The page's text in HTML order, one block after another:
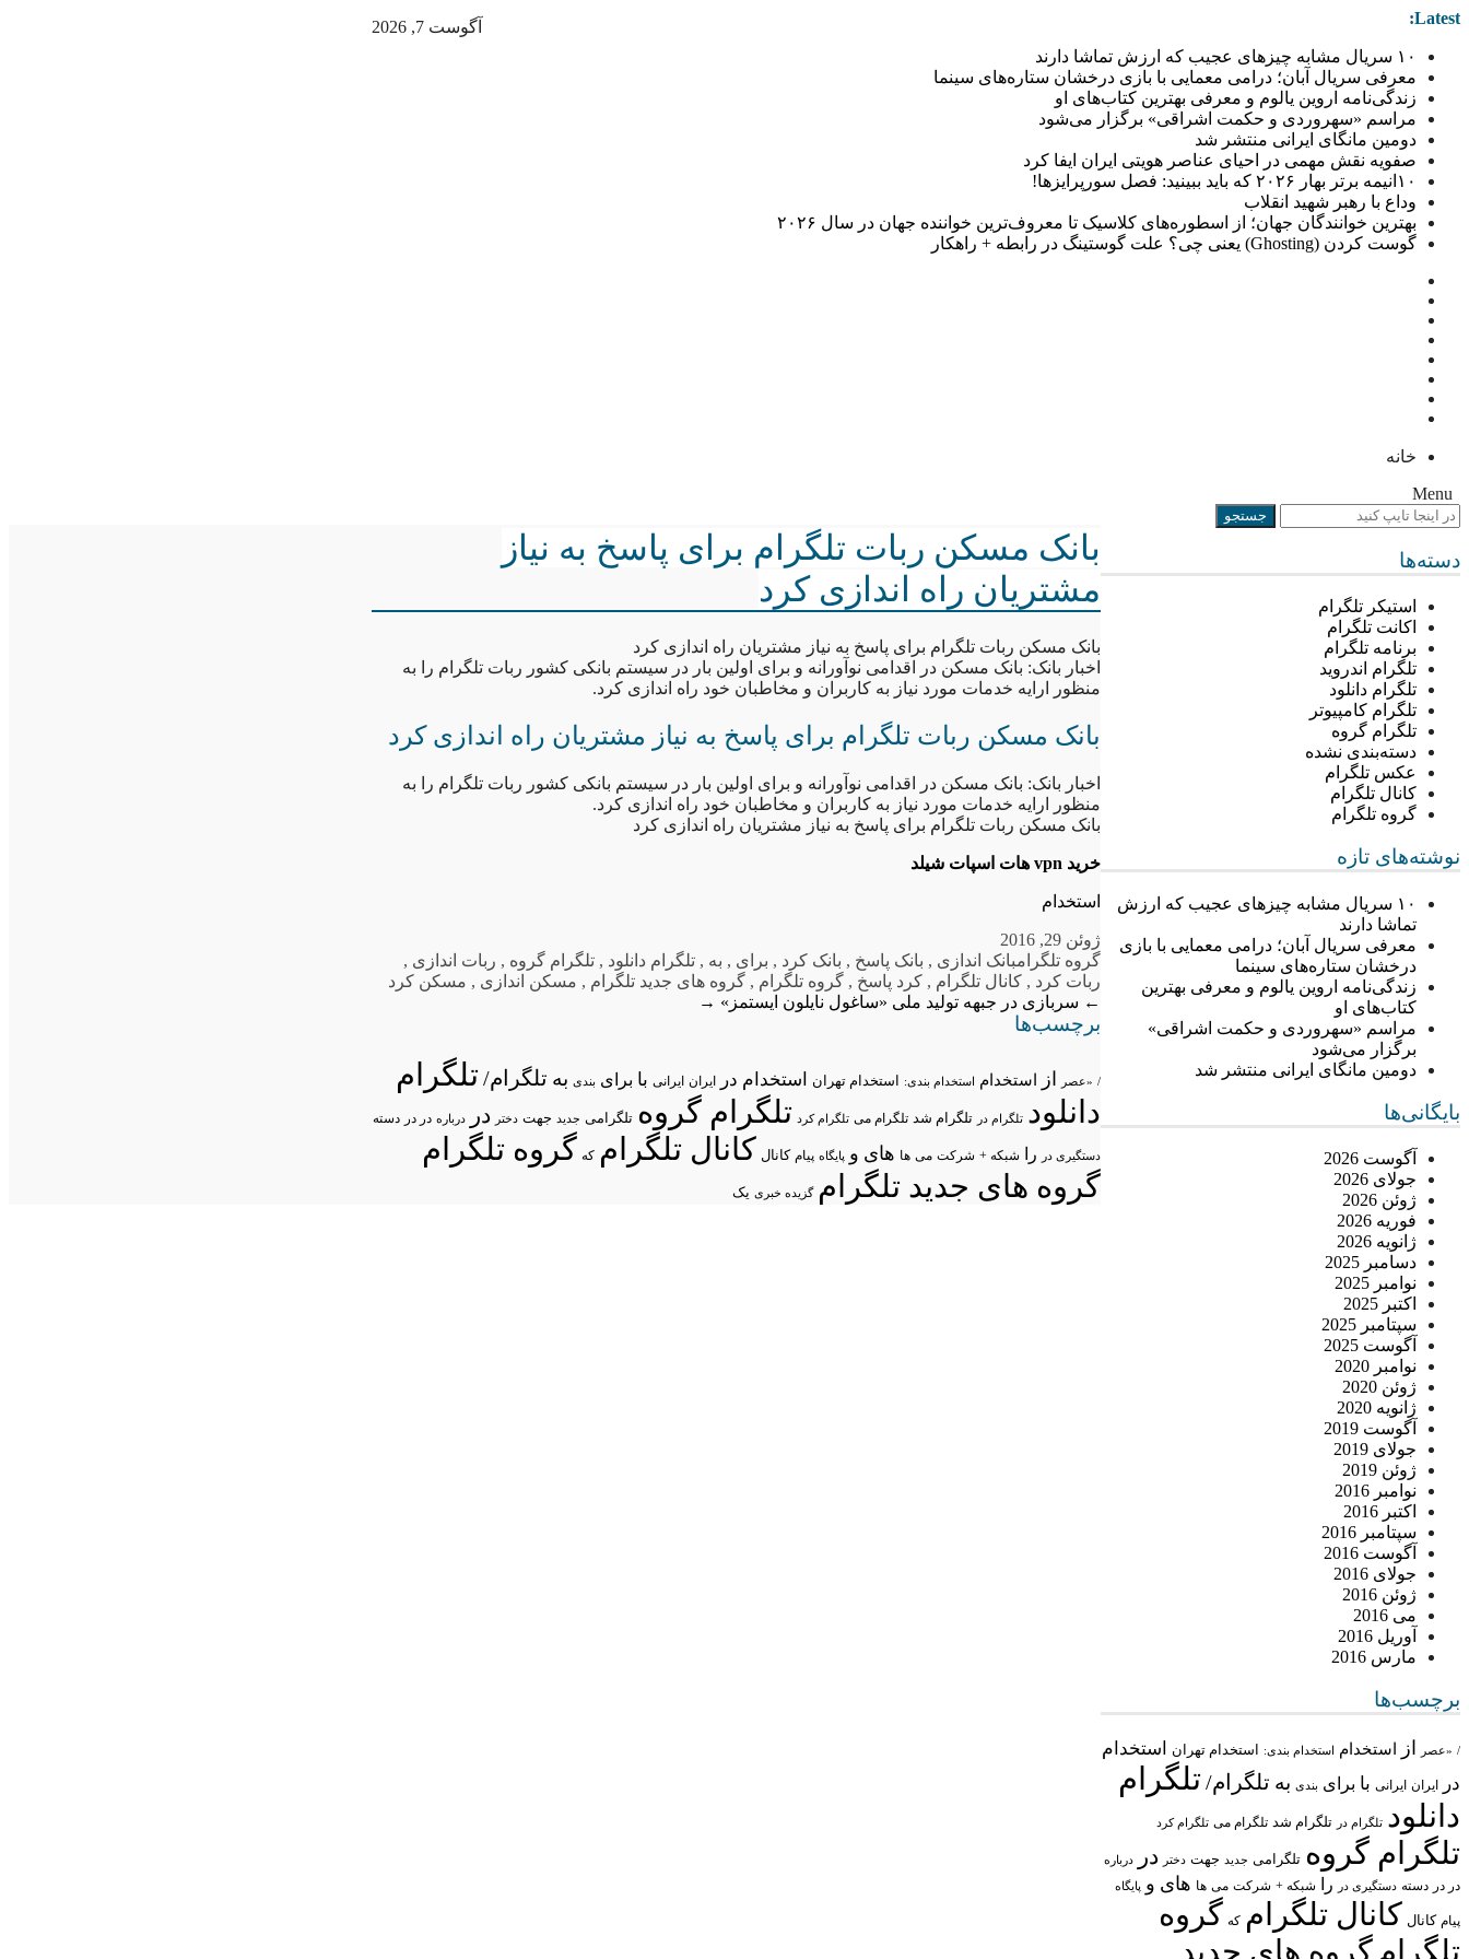
آگوست 7, 2026 Latest:
۱۰ سریال مشابه چیزهای عجیب که ارزش تماشا دارند
معرفی سریال آبان؛ درامی معمایی با بازی درخشان ستاره‌های سینما
زندگی‌نامه اروین یالوم و معرفی بهترین کتاب‌های او
مراسم «سهروردی و حکمت اشراقی» برگزار می‌شود
دومین مانگای ایرانی منتشر شد
صفویه نقش مهمی در احیای عناصر هویتی ایران ایفا کرد
۱۰انیمه برتر بهار ۲۰۲۶ که باید ببینید: فصل سورپرایزها!
وداع با رهبر شهید انقلاب
بهترین خوانندگان جهان؛ از اسطوره‌های کلاسیک تا معروف‌ترین خواننده جهان در سال ۲۰۲۶
گوست کردن (Ghosting) یعنی چی؟ علت گوستینگ در رابطه + راهکار
خانه
Menu
دسته‌ها
استیکر تلگرام
اکانت تلگرام
برنامه تلگرام
تلگرام اندروید
تلگرام دانلود
تلگرام کامپیوتر
تلگرام گروه
دسته‌بندی نشده
عکس تلگرام
کانال تلگرام
گروه تلگرام
نوشته‌های تازه
۱۰ سریال مشابه چیزهای عجیب که ارزش
تماشا دارند
معرفی سریال آبان؛ درامی معمایی با بازی
درخشان ستاره‌های سینما
زندگی‌نامه اروین یالوم و معرفی بهترین
کتاب‌های او
مراسم «سهروردی و حکمت اشراقی»
برگزار می‌شود
دومین مانگای ایرانی منتشر شد
بایگانی‌ها
آگوست 2026
جولای 2026
ژوئن 2026
فوریه 2026
ژانویه 2026
دسامبر 2025
نوامبر 2025
اکتبر 2025
سپتامبر 2025
آگوست 2025
نوامبر 2020
ژوئن 2020
ژانویه 2020
آگوست 2019
جولای 2019
ژوئن 2019
نوامبر 2016
اکتبر 2016
سپتامبر 2016
آگوست 2016
جولای 2016
ژوئن 2016
می 2016
آوریل 2016
مارس 2016
برچسب‌ها
/ «عصر از استخدام استخدام بندی: استخدام تهران
استخدام
در
ایران ایرانی با برای بندی به تلگرام/ تلگرام
دانلود تلگرام در تلگرام شد تلگرام می تلگرام کرد
تلگرام گروه تلگرامی جدید جهت دختر در درباره
در در دسته دستگیری در را شبکه + شرکت می ها های و پایگاه
پیام کانال کانال تلگرام که گروه
تلگرام گروه های جدید
بانک مسکن ربات تلگرام برای پاسخ به نیاز
مشتریان راه اندازی کرد
بانک مسکن ربات تلگرام برای پاسخ به نیاز مشتریان راه اندازی کرد
اخبار بانک: بانک مسکن در اقدامی نوآورانه و برای اولین بار در سیستم بانکی کشور ربات تلگرام را به
منظور ارایه خدمات مورد نیاز به کاربران و مخاطبان خود راه اندازی کرد.
بانک مسکن ربات تلگرام برای پاسخ به نیاز مشتریان راه اندازی کرد
اخبار بانک: بانک مسکن در اقدامی نوآورانه و برای اولین بار در سیستم بانکی کشور ربات تلگرام را به
منظور ارایه خدمات مورد نیاز به کاربران و مخاطبان خود راه اندازی کرد.
بانک مسکن ربات تلگرام برای پاسخ به نیاز مشتریان راه اندازی کرد
خرید vpn هات اسپات شیلد
استخدام
ژوئن 29, 2016
گروه تلگرامبانک اندازی , بانک پاسخ , بانک کرد , برای , به , تلگرام دانلود , تلگرام گروه , ربات اندازی ,
ربات کرد , کانال تلگرام , کرد پاسخ , گروه تلگرام , گروه های جدید تلگرام , مسکن اندازی , مسکن کرد
← سربازی در جبهه تولید ملی «ساغول نایلون ایستمز» →
برچسب‌ها
/ «عصر از استخدام استخدام بندی: استخدام تهران استخدام در ایران ایرانی با برای بندی به تلگرام/ تلگرام
دانلود تلگرام در تلگرام شد تلگرام می تلگرام کرد تلگرام گروه تلگرامی جدید جهت دختر در درباره در در دسته
دستگیری در را شبکه + شرکت می ها های و پایگاه پیام کانال کانال تلگرام که گروه تلگرام
گروه های جدید تلگرام گزیده خبری یک